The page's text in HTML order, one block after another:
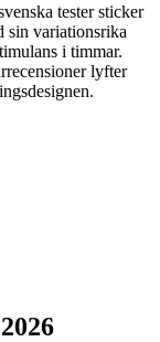
tester sticker
sin variationsrika
i timmar.
lyfter